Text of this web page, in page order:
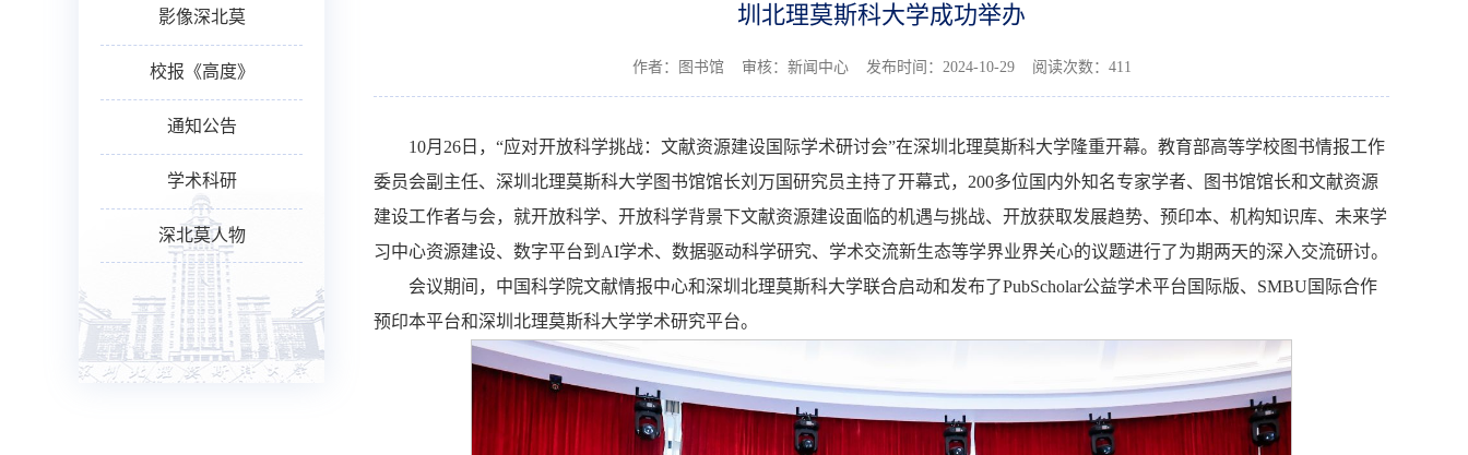
影像深北莫
校报《高度》
通知公告
学术科研
深北莫人物
圳北理莫斯科大学成功举办
作者：图书馆 审核：新闻中心 发布时间：2024-10-29 阅读次数： 411
10月26日，“应对开放科学挑战：文献资源建设国际学术研讨会”在深圳北理莫斯科大学隆重开幕。教育部高等学校图书情报工作
委员会副主任、深圳北理莫斯科大学图书馆馆长刘万国研究员主持了开幕式，200多位国内外知名专家学者、图书馆馆长和文献资源
建设工作者与会，就开放科学、开放科学背景下文献资源建设面临的机遇与挑战、开放获取发展趋势、预印本、机构知识库、未来学
习中心资源建设、数字平台到AI学术、数据驱动科学研究、学术交流新生态等学界业界关心的议题进行了为期两天的深入交流研讨。
会议期间，中国科学院文献情报中心和深圳北理莫斯科大学联合启动和发布了PubScholar公益学术平台国际版、SMBU国际合作
预印本平台和深圳北理莫斯科大学学术研究平台。